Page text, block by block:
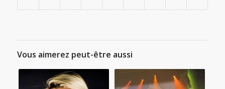
Vous aimerez peut-être aussi